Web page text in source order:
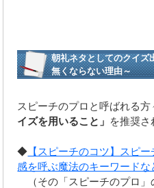
朝礼ネタとしてのクイ
無くならない理由～
スピーチのプロと呼ばれる方
イズを用いること」 を推奨さ
◆ 【スピーチのコツ】スピ
感を呼ぶ魔法のキーワードな
（その「スピーチのプロ」